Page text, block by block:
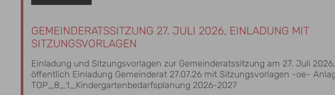
GEMEINDERATSSITZUNG 27. JULI 2026, EINLADUNG MIT
SITZUNGSVORLAGEN
Einladung und Sitzungsvorlagen zur Gemeinderatssitzung am 27. Juli 2026,
öffentlich Einladung Gemeinderat 27.07.26 mit Sitzungsvorlagen -oe- Anlage zu
TOP_8_1_Kindergartenbedarfsplanung 2026-2027